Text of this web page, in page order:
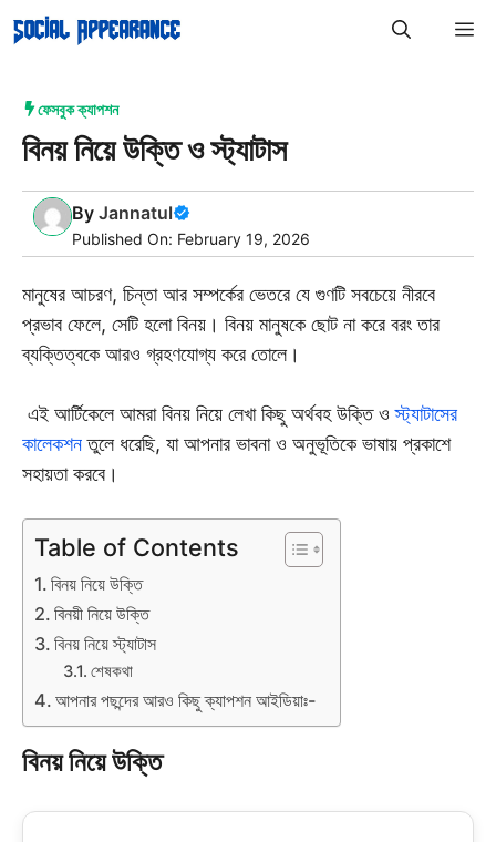
to
ফেসবুক ক্যাপশন
বিনয় নিয়ে উক্তি ও স্ট্যাটাস
By Jannatul
Published On: February 19, 2026
মানুষের আচরণ, চিন্তা আর সম্পর্কের ভেতরে যে গুণটি সবচেয়ে নীরবে
প্রভাব ফেলে, সেটি হলো বিনয়। বিনয় মানুষকে ছোট না করে বরং তার
ব্যক্তিত্বকে আরও গ্রহণযোগ্য করে তোলে।
এই আর্টিকেলে আমরা বিনয় নিয়ে লেখা কিছু অর্থবহ উক্তি ওস্ট্যাটাসের
কালেকশনতুলে ধরেছি, যা আপনার ভাবনা ও অনুভূতিকে ভাষায় প্রকাশে
সহায়তা করবে।
Table of Contents
বিনয় নিয়ে উক্তি
বিনয়ী নিয়ে উক্তি
বিনয় নিয়ে স্ট্যাটাস
শেষকথা
আপনার পছন্দের আরও কিছু ক্যাপশন আইডিয়াঃ-
বিনয় নিয়ে উক্তি